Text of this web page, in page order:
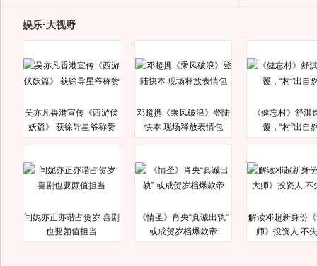
娱乐·大视野
吴亦凡香港宣传《西游伏
妖篇》 获徐导星爷称赞
邓超携《乘风破浪》登陆
快本 现场释放表情包
《健忘村》舒淇
覆，“村”出自
闫妮亦正亦谐占贺岁 喜剧
也要颜值担当
《情圣》肖央“真诚出轨”
或成贺岁档爆款帝
解读邓超新身份
师》投资人 不